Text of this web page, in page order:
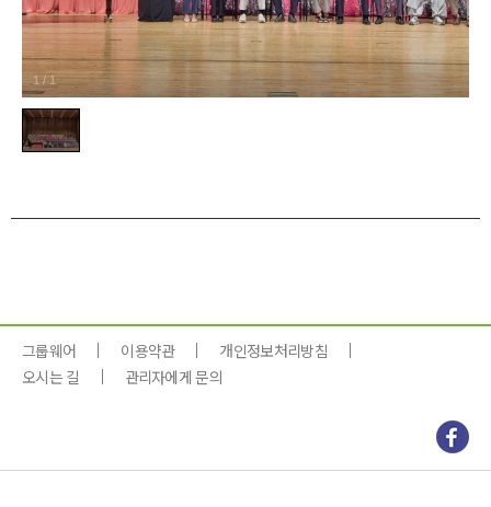
1 / 1
그룹웨어 이용약관
개인정보처리방침
오시는 길
관리자에게 문의